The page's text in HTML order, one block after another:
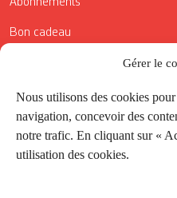
Gérer le
Nous utilisons des cookies
navigation, concevoir des
notre trafic. En cliquant sur «
utilisation des cookies.
Bon cadeau
Conditions générales de vente
Réductions de la Carte Côté
Application